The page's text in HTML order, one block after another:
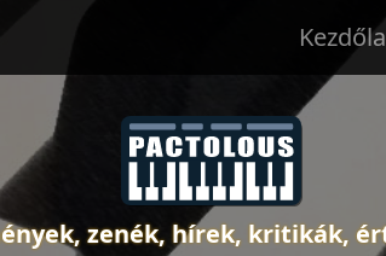
zenék, hírek, kritikák,